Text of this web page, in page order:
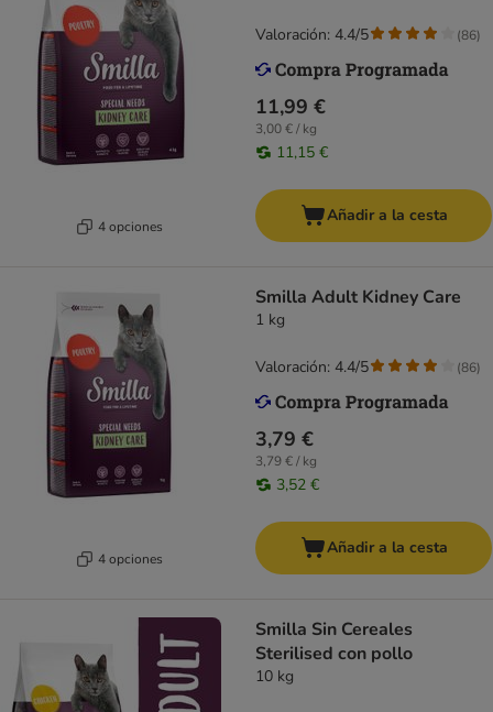
4 opciones
11,99 €
3,00 € / kg
11,15 €
Valoración: 4.4/5 (86)
Añadir a la cesta
4 opciones
Smilla Adult Kidney Care
1 kg
3,79 €
3,79 € / kg
3,52 €
Valoración: 4.4/5 (86)
Añadir a la cesta
Smilla Sin Cereales
Sterilised con pollo
10 kg